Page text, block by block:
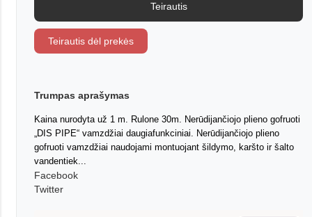
Teirautis
Teirautis dėl prekės
Trumpas aprašymas
Kaina nurodyta už 1 m. Rulone 30m. Nerūdijančiojo plieno gofruoti
„DIS PIPE“ vamzdžiai daugiafunkciniai. Nerūdijančiojo plieno
gofruoti vamzdžiai naudojami montuojant šildymo, karšto ir šalto
vandentiek...
Facebook
Twitter